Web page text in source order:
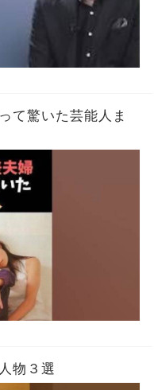
て驚いた芸能人ま
物３選